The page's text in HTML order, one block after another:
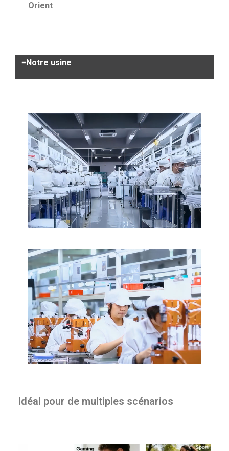
Orient
≡Notre usine
Idéal pour de multiples scénarios